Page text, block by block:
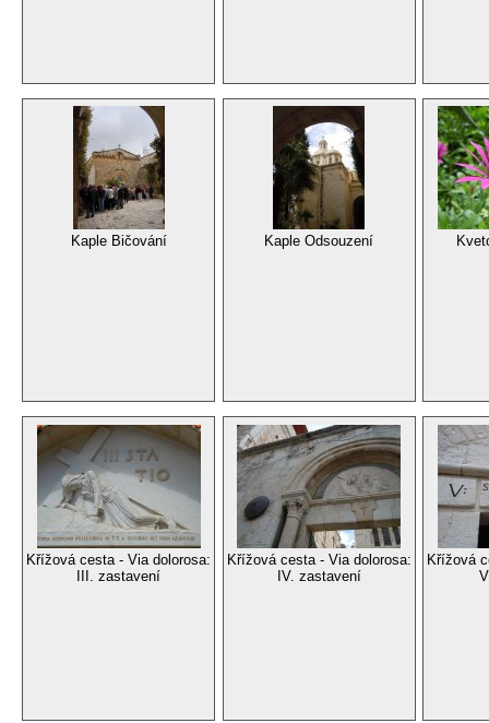
Kaple Bičování Kaple Odsouzení
Křížová cesta - Via dolorosa:
III. zastavení
Křížová cesta - Via dolorosa:
IV. zastavení
Křížová